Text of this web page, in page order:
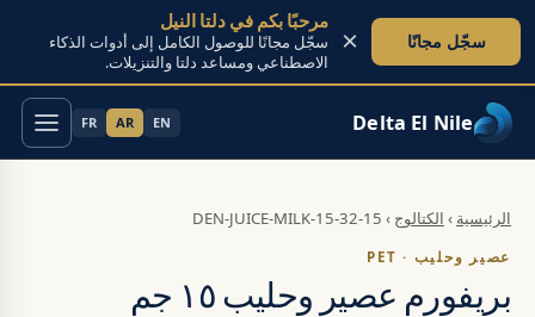
Delta El Nile
EN
AR
FR
الرئيسية › الكتالوج ›
DEN-JUICE-MILK-15-32-15
عصير وحليب · PET
بريفورم عصير وحليب ١٥ جم
مرحبًا بكم في دلتا النيل
سجّل مجانًا للوصول الكامل إلى أدوات الذكاء
الاصطناعي ومساعد دلتا والتنزيلات.
سجّل مجانًا ×